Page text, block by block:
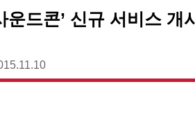
운드콘’ 신규 서비스 개시